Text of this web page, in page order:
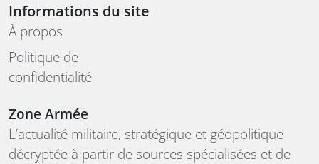
Informations du site
À propos
Politique de
confidentialité
Zone Armée
L’actualité militaire, stratégique et géopolitique
décryptée à partir de sources spécialisées et de